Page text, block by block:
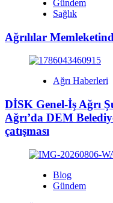
Gündem
Sağlık
Ağrılılar
Ağrı Haberleri
DİSK Genel-İş Ağrı
Ağrı’da DEM
çatışması
Blog
Gündem